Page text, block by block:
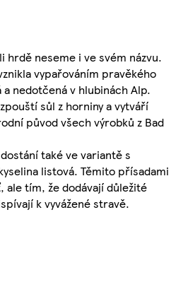
hrdě neseme i ve svém názvu.
vypařováním pravěkého
nedotčená v hlubinách Alp.
sůl z horniny a vytváří
původ všech výrobků z Bad
také ve variantě s
listová. Těmito přísadami
ale tím, že dodávají důležité
k vyvážené stravě.